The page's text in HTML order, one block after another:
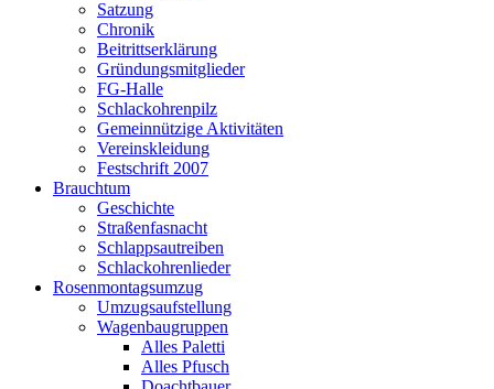
Satzung
Chronik
Beitrittserklärung
Gründungsmitglieder
FG-Halle
Schlackohrenpilz
Gemeinnützige Aktivitäten
Vereinskleidung
Festschrift 2007
Brauchtum
Geschichte
Straßenfasnacht
Schlappsautreiben
Schlackohrenlieder
Rosenmontagsumzug
Umzugsaufstellung
Wagenbaugruppen
Alles Paletti
Alles Pfusch